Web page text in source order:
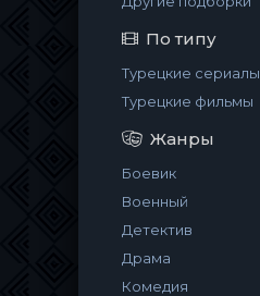
По типу
Турецкие сериалы
Турецкие фильмы
Жанры
Боевик
Военный
Детектив
Драма
Комедия